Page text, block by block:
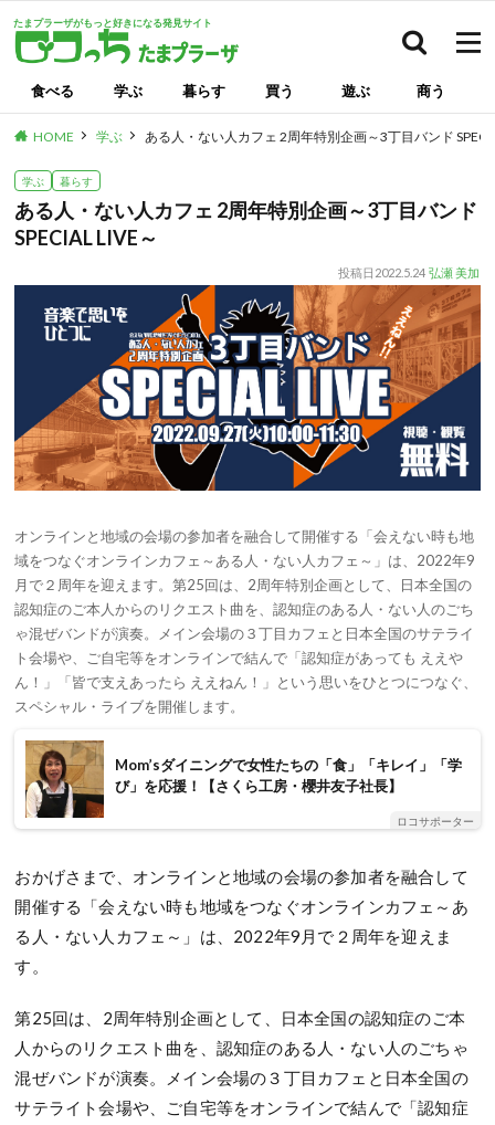
たまプラーザがもっと好きになる発見サイト
食べる 学ぶ 暮らす 買う 遊ぶ 商う
HOME 学ぶ ある人・ない人カフェ 2周年特別企画～3丁目バンド
学ぶ 暮らす
ある人・ない人カフェ 2周年特別企画～3丁目バンド
SPECIAL LIVE～
投稿日 2022.5.24 弘瀬 美加
オンラインと地域の会場の参加者を融合して開催する「会えない時も地
域をつなぐオンラインカフェ～ある人・ない人カフェ～」は、2022年9
月で２周年を迎えます。第25回は、2周年特別企画として、日本全国の
認知症のご本人からのリクエスト曲を、認知症のある人・ない人のごち
ゃ混ぜバンドが演奏。メイン会場の３丁目カフェと日本全国のサテライ
ト会場や、ご自宅等をオンラインで結んで「認知症があっても ええや
ん！」「皆で支えあったら ええねん！」という思いをひとつにつなぐ、
スペシャル・ライブを開催します。
Mom’sダイニングで女性たちの「食」「キレイ」「学
び」を応援！【さくら工房・櫻井友子社長】
ロコサポーター
おかげさまで、オンラインと地域の会場の参加者を融合して
開催する「会えない時も地域をつなぐオンラインカフェ～あ
る人・ない人カフェ～」は、2022年9月で２周年を迎えま
す。
第25回は、2周年特別企画として、日本全国の認知症のご本
人からのリクエスト曲を、認知症のある人・ない人のごちゃ
混ぜバンドが演奏。メイン会場の３丁目カフェと日本全国の
サテライト会場や、ご自宅等をオンラインで結んで「認知症